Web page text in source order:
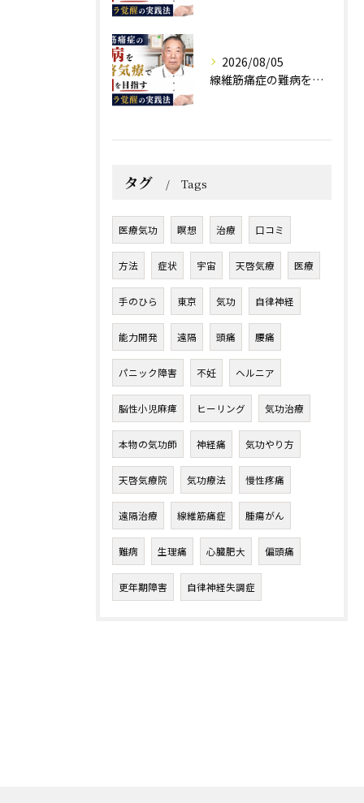
2026/08/05
線維筋痛症の難病を天啓気療で寛解を目指すチャクラ覚醒の実践法
タグ Tags
医療気功 瞑想 治療 口コミ
方法 症状 宇宙 天啓気療 医療
手のひら 東京 気功 自律神経
能力開発 遠隔 頭痛 腰痛
パニック障害 不妊 ヘルニア
脳性小児麻痺 ヒーリング 気功治療
本物の気功師 神経痛 気功やり方
天啓気療院 気功療法 慢性疼痛
遠隔治療 線維筋痛症 腫瘍がん
難病 生理痛 心臓肥大 偏頭痛
更年期障害 自律神経失調症